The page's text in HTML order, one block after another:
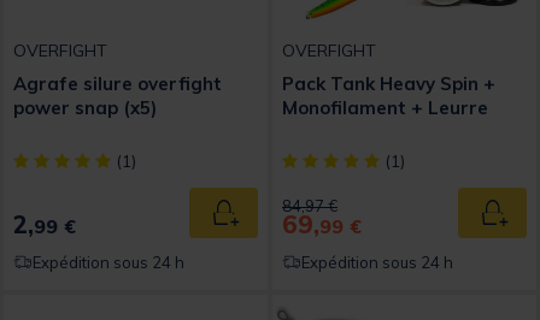
OVERFIGHT
Agrafe silure overfight
power snap (x5)
[object Object] out of 5 Customer Rating
(1)
2,99 € Ajouter au panier
Expédition sous 24 h
OVERFIGHT
Pack Tank Heavy Spin +
Monofilament + Leurre
[object Object] out of 5
(1)
Price reduced from
84,97 €to
69,99 €
Expédition sous 24 h